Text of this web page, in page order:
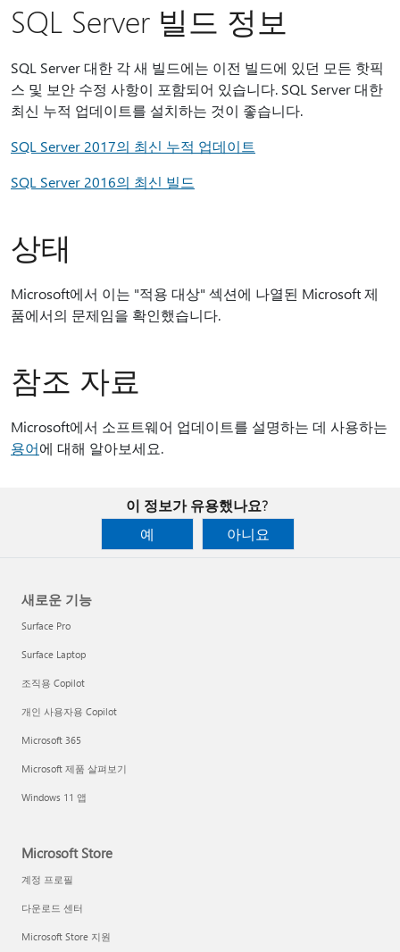
SQL Server 빌드 정보
SQL Server 대한 각 새 빌드에는 이전 빌드에 있던 모든 핫픽
스 및 보안 수정 사항이 포함되어 있습니다. SQL Server 대한
최신 누적 업데이트를 설치하는 것이 좋습니다.
SQL Server 2017의 최신 누적 업데이트
SQL Server 2016의 최신 빌드
상태
Microsoft에서 이는 "적용 대상" 섹션에 나열된 Microsoft 제
품에서의 문제임을 확인했습니다.
참조 자료
Microsoft에서 소프트웨어 업데이트를 설명하는 데 사용하는
용어에 대해 알아보세요.
이 정보가 유용했나요?
예
아니요
새로운 기능
Surface Pro
Surface Laptop
조직용 Copilot
개인 사용자용 Copilot
Microsoft 365
Microsoft 제품 살펴보기
Windows 11 앱
Microsoft Store
계정 프로필
다운로드 센터
Microsoft Store 지원